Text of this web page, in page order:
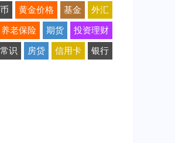
黄金价格 基金 外汇
养老保险 期货 投资理财
识 房贷 信用卡 银行